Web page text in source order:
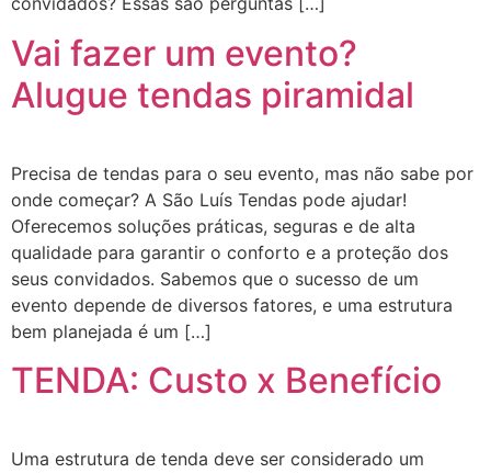
Vai fazer um evento?
Alugue tendas piramidal
Precisa de tendas para o seu evento, mas não sabe por
onde começar? A São Luís Tendas pode ajudar!
Oferecemos soluções práticas, seguras e de alta
qualidade para garantir o conforto e a proteção dos
seus convidados. Sabemos que o sucesso de um
evento depende de diversos fatores, e uma estrutura
bem planejada é um […]
TENDA: Custo x Benefício
Uma estrutura de tenda deve ser considerado um